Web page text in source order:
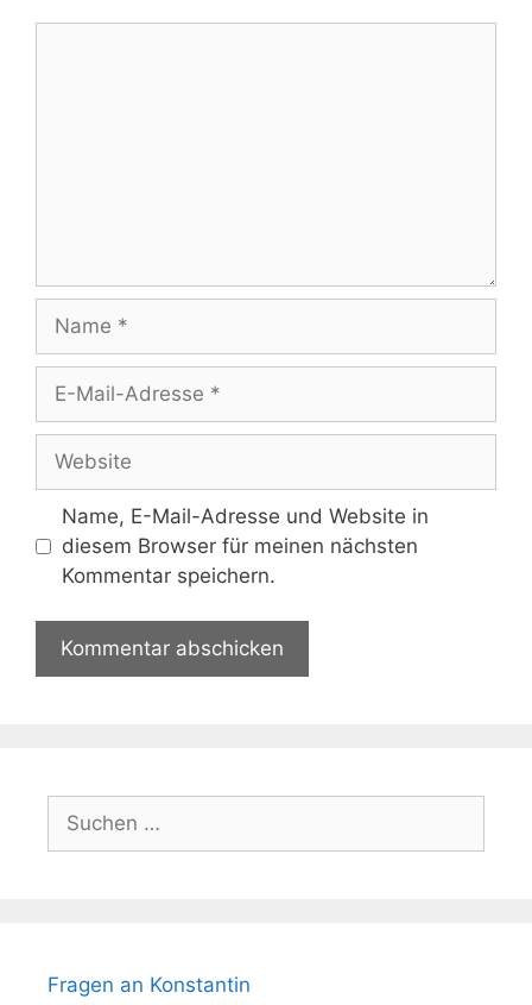
Mail-
Adresse
Name, E-Mail-Adresse und Website in
diesem Browser für meinen nächsten
Kommentar speichern.
Suchen
nach:
Fragen an Konstantin